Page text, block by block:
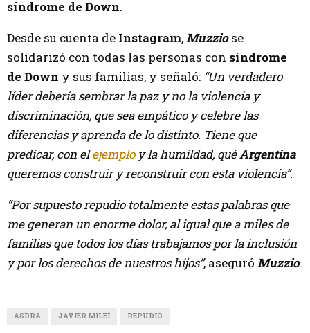
síndrome de Down.
Desde su cuenta de Instagram,Muzziose
solidarizó con todas las personas con síndrome
de Down y sus familias, y señaló: “Un verdadero
líder debería sembrar la paz y no la violencia y
discriminación, que sea empático y celebre las
diferencias y aprenda de lo distinto. Tiene que
predicar, con elejemploy la humildad, quéArgentina
queremos construir y reconstruir con esta violencia”.
“Por supuesto repudio totalmente estas palabras que
me generan un enorme dolor, al igual que a miles de
familias que todos los días trabajamos por la inclusión
y por los derechos de nuestros hijos”, aseguró Muzzio.
ASDRA JAVIER MILEI REPUDIO